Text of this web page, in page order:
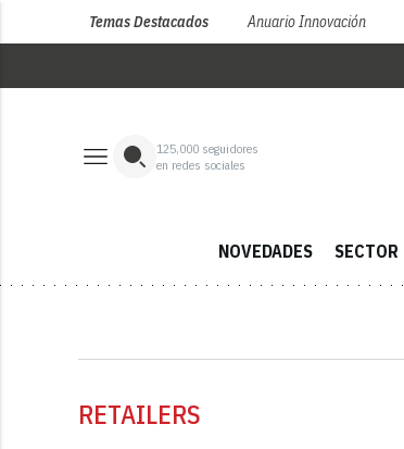
Temas Destacados Anuario Innovación
125,000 seguidores
en redes sociales
NOVEDADES SECTOR
RETAILERS